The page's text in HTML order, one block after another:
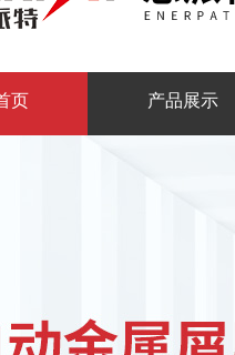
页 产品展示